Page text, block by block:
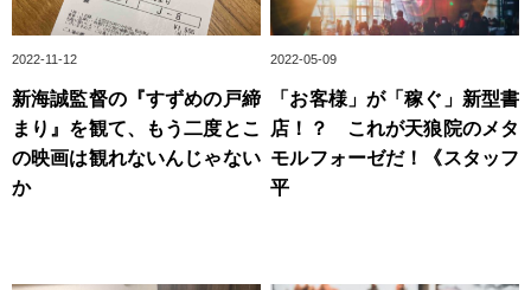
2022-11-12
新海誠監督の『すずめの戸締
まり』を観て、もう二度とこ
の映画は観れないんじゃない
か
2022-05-09
「お客様」が「稼ぐ」新型書
店！？ これが天狼院のメタ
モルフォーゼだ！《スタッフ
平